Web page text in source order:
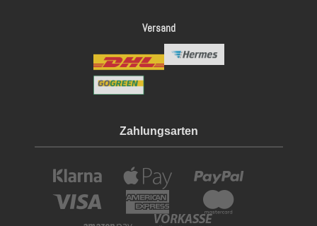
Versand
Zahlungsarten